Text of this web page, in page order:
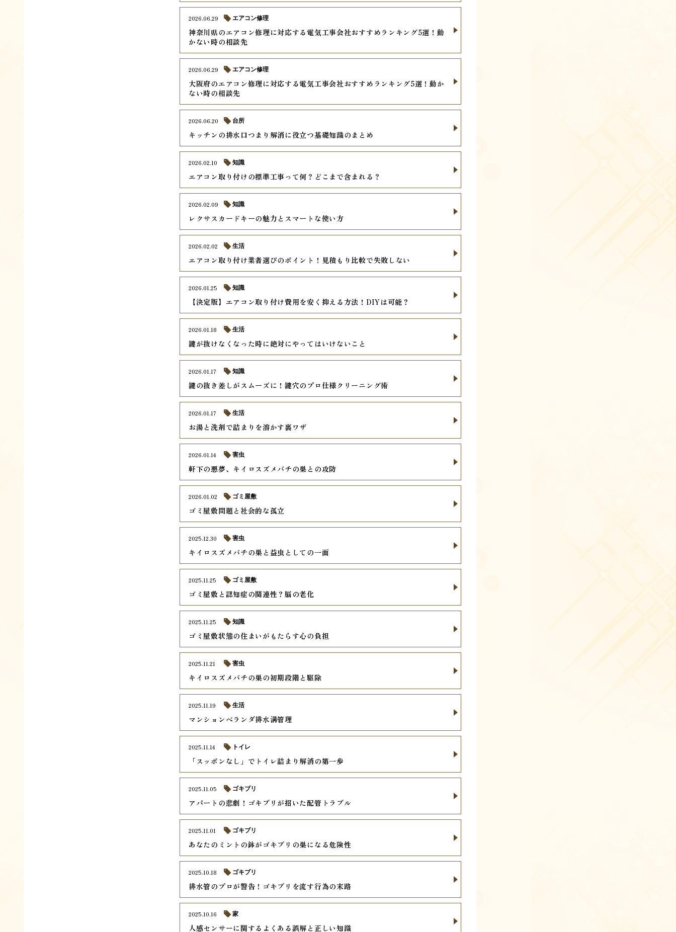
神奈川県のエアコン修理に対応する電気工事会社おすすめランキング5選！動
かない時の相談先
2026.06.29 エアコン修理
大阪府のエアコン修理に対応する電気工事会社おすすめランキング5選！動か
ない時の相談先
2026.06.29 エアコン修理
キッチンの排水口つまり解消に役立つ基礎知識のまとめ
2026.06.20 台所
エアコン取り付けの標準工事って何？どこまで含まれる？
2026.02.10 知識
レクサスカードキーの魅力とスマートな使い方
2026.02.09 知識
エアコン取り付け業者選びのポイント！見積もり比較で失敗しない
2026.02.02 生活
【決定版】エアコン取り付け費用を安く抑える方法！DIYは可能？
2026.01.25 知識
鍵が抜けなくなった時に絶対にやってはいけないこと
2026.01.18 生活
鍵の抜き差しがスムーズに！鍵穴のプロ仕様クリーニング術
2026.01.17 知識
お湯と洗剤で詰まりを溶かす裏ワザ
2026.01.17 生活
軒下の悪夢、キイロスズメバチの巣との攻防
2026.01.14 害虫
ゴミ屋敷問題と社会的な孤立
2026.01.02 ゴミ屋敷
キイロスズメバチの巣と益虫としての一面
2025.12.30 害虫
ゴミ屋敷と認知症の関連性？脳の老化
2025.11.25 ゴミ屋敷
ゴミ屋敷状態の住まいがもたらす心の負担
2025.11.25 知識
キイロスズメバチの巣の初期段階と駆除
2025.11.21 害虫
マンションベランダ排水溝管理
2025.11.19 生活
「スッポンなし」でトイレ詰まり解消の第一歩
2025.11.14 トイレ
アパートの悲劇！ゴキブリが招いた配管トラブル
2025.11.05 ゴキブリ
あなたのミントの鉢がゴキブリの巣になる危険性
2025.11.01 ゴキブリ
排水管のプロが警告！ゴキブリを流す行為の末路
2025.10.18 ゴキブリ
人感センサーに関するよくある誤解と正しい知識
2025.10.16 家